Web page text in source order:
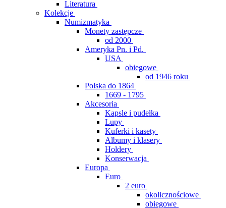
Literatura
Kolekcje
Numizmatyka
Monety zastępcze
od 2000
Ameryka Pn. i Pd.
USA
obiegowe
od 1946 roku
Polska do 1864
1669 - 1795
Akcesoria
Kapsle i pudełka
Lupy
Kuferki i kasety
Albumy i klasery
Holdery
Konserwacja
Europa
Euro
2 euro
okolicznościowe
obiegowe